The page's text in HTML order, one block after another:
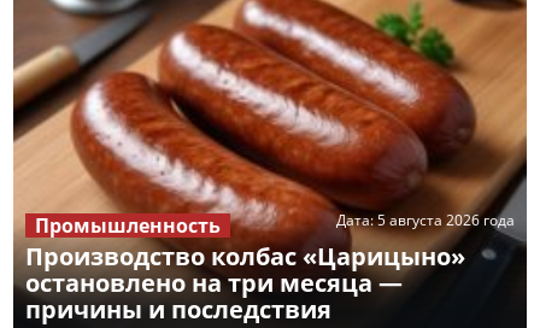
Производство колбас «Царицыно»
остановлено на три месяца —
причины и последствия
Дата:5 августа 2026 года
Промышленность